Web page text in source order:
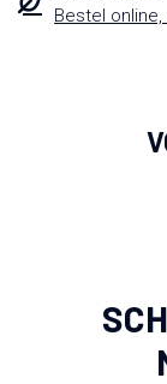
Bestel